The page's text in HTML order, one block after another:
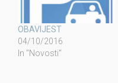
OBAVIJEST
04/10/2016
In "Novosti"